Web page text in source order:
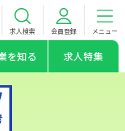
求人検索 会員登録 メニュー
を知る 求人特集